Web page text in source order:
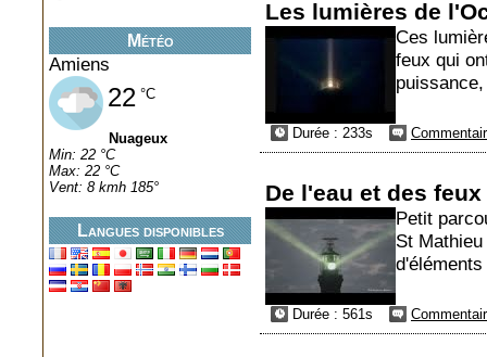
Météo
Amiens
22 °C
Nuageux
Min: 22 °C
Max: 22 °C
Vent: 8 kmh 185°
Langues disponibles
Les lumières de
Ces
feux qui
Durée : 233s
De l'eau et des feux
Petit
St
Durée : 561s